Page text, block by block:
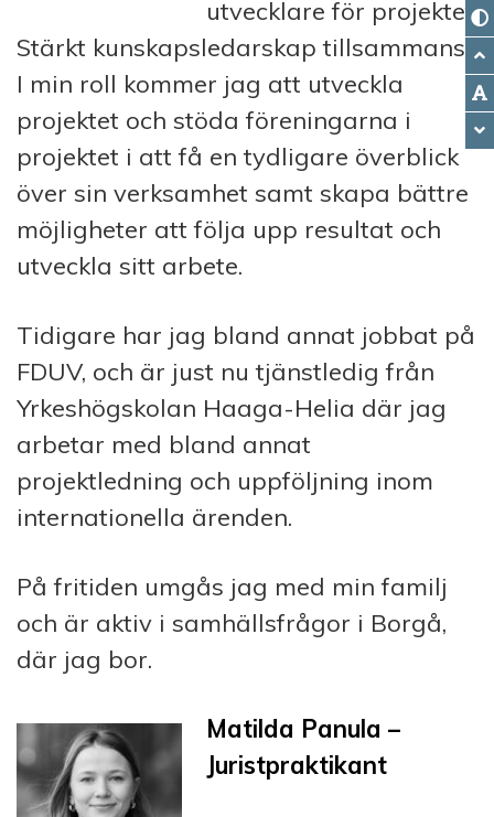
utvecklare för projektet
Stärkt kunskapsledarskap tillsammans.
I min roll kommer jag att utveckla
projektet och stöda föreningarna i
projektet i att få en tydligare överblick
över sin verksamhet samt skapa bättre
möjligheter att följa upp resultat och
utveckla sitt arbete.
Tidigare har jag bland annat jobbat på
FDUV, och är just nu tjänstledig från
Yrkeshögskolan Haaga-Helia där jag
arbetar med bland annat
projektledning och uppföljning inom
internationella ärenden.
På fritiden umgås jag med min familj
och är aktiv i samhällsfrågor i Borgå,
där jag bor.
Matilda Panula –
Juristpraktikant